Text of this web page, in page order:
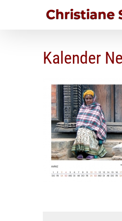
Kalender